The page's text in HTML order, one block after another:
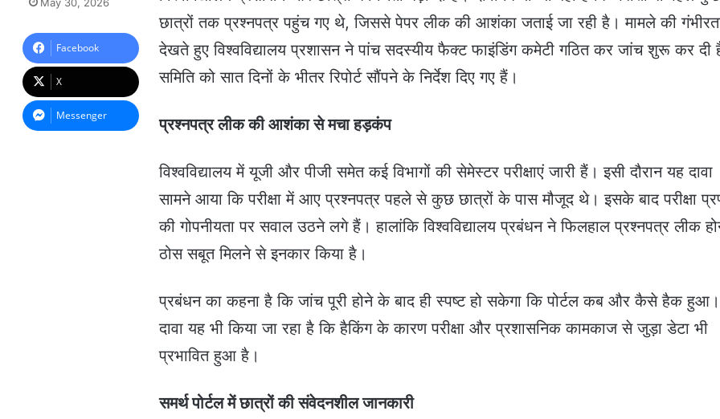
छात्रों तक प्रश्नपत्र पहुंच गए थे, जिससे पेपर लीक की आशंका जताई जा रही है। मामले की
देखते हुए विश्वविद्यालय प्रशासन ने पांच सदस्यीय फैक्ट फाइंडिंग कमेटी गठित कर जांच शुरू कर दी
समिति को सात दिनों के भीतर रिपोर्ट सौंपने के निर्देश दिए गए हैं।
प्रश्नपत्र लीक की आशंका से मचा हड़कंप
विश्वविद्यालय में यूजी और पीजी समेत कई विभागों की सेमेस्टर परीक्षाएं जारी हैं। इसी दौरान यह दावा
सामने आया कि परीक्षा में आए प्रश्नपत्र पहले से कुछ छात्रों के पास मौजूद थे। इसके बाद परीक्षा
की गोपनीयता पर सवाल उठने लगे हैं। हालांकि विश्वविद्यालय प्रबंधन ने फिलहाल प्रश्नपत्र लीक
ठोस सबूत मिलने से इनकार किया है।
प्रबंधन का कहना है कि जांच पूरी होने के बाद ही स्पष्ट हो सकेगा कि पोर्टल कब और कैसे हैक हुआ।
दावा यह भी किया जा रहा है कि हैकिंग के कारण परीक्षा और प्रशासनिक कामकाज से जुड़ा डेटा भी
प्रभावित हुआ है।
समर्थ पोर्टल में छात्रों की संवेदनशील जानकारी
n
m
May 30, 2026
Facebook
X
Messenger